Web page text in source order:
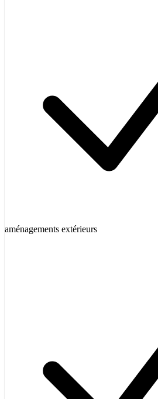
aménagements extérieurs